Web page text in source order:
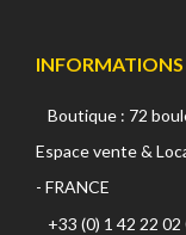
Boutique : 72
Espace vente &
- FRANCE
+33 (0) 1 42 22 02